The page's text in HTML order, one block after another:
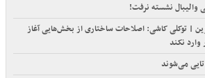
والیبال نشسته نرفت!
| توکلی کاشی: اصلاحات ساختاری از بخش‌هایی آغاز
نکند